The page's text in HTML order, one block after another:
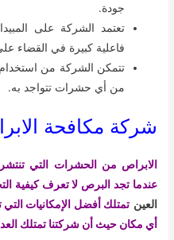
جودة.
تعتمد الشركة على
فاعلية كبيرة في القضاء
تتمكن الشركة من استخدام
من أي حشرات تتواجد به.
شركة مكافحة
الابراص من الحشرات التي
عندما تجد البرص لا تعرف كيفية
العين تمتلك أفضل الإمكانيات
أي مكان حيث أن شركتنا تمتلك